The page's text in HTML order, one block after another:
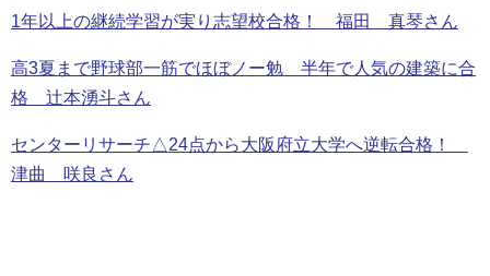
1年以上の継続学習が実り志望校合格！ 福田 真琴さん
高3夏まで野球部一筋でほぼノー勉 半年で人気の建築に合
格 辻本湧斗さん
センターリサーチ△24点から大阪府立大学へ逆転合格！
津曲 咲良さん